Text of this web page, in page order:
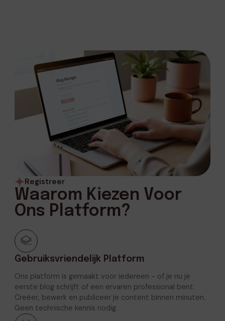
Registreer
Waarom Kiezen Voor
Ons Platform?
Gebruiksvriendelijk Platform
Ons platform is gemaakt voor iedereen - of je nu je
eerste blog schrijft of een ervaren professional bent.
Creëer, bewerk en publiceer je content binnen minuten.
Geen technische kennis nodig.